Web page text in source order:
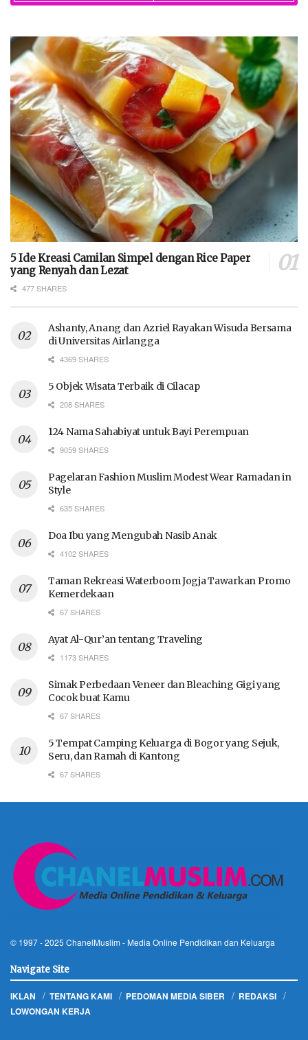
5 Ide Kreasi Camilan Simpel dengan Rice Paper
yang Renyah dan Lezat
477 SHARES
Ashanty, Anang dan Azriel Rayakan Wisuda Bersama
di Universitas Airlangga
4369 SHARES
5 Objek Wisata Terbaik di Cilacap
208 SHARES
124 Nama Sahabiyat untuk Bayi Perempuan
9059 SHARES
Pagelaran Fashion Muslim Modest Wear Ramadan in
Style
635 SHARES
Doa Ibu yang Mengubah Nasib Anak
4102 SHARES
Taman Rekreasi Waterboom Jogja Tawarkan Promo
Kemerdekaan
67 SHARES
Ayat Al-Qur’an tentang Traveling
1173 SHARES
Simak Perbedaan Veneer dan Bleaching Gigi yang
Cocok buat Kamu
67 SHARES
5 Tempat Camping Keluarga di Bogor yang Sejuk,
Seru, dan Ramah di Kantong
67 SHARES
© 1997 - 2025 ChanelMuslim - Media Online Pendidikan dan Keluarga
Navigate Site
IKLAN TENTANG KAMI PEDOMAN MEDIA SIBER
REDAKSI
LOWONGAN KERJA